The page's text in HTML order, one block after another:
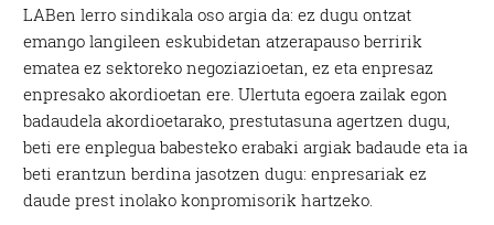
LABen lerro sindikala oso argia da: ez dugu ontzat
emango langileen eskubidetan atzerapauso berririk
ematea ez sektoreko negoziazioetan, ez eta enpresaz
enpresako akordioetan ere. Ulertuta egoera zailak egon
badaudela akordioetarako, prestutasuna agertzen dugu,
beti ere enplegua babesteko erabaki argiak badaude eta ia
beti erantzun berdina jasotzen dugu: enpresariak ez
daude prest inolako konpromisorik hartzeko.